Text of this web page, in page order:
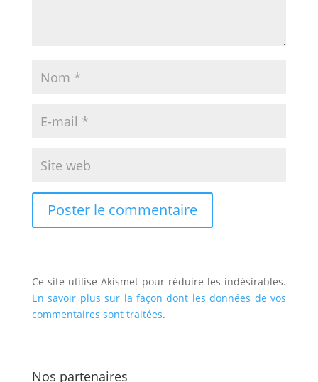
Ce site utilise Akismet pour réduire les indésirables.
En savoir plus sur la façon dont les données de vos
commentaires sont traitées.
Nos partenaires